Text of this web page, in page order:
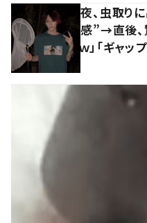
夜、虫取り
感”→直後、
ｗ」「ギャッ